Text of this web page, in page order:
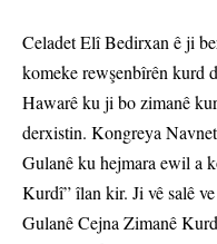
Celadet Elî Bedirxan ê ji
komeke rewşenbîrên kurd
Hawarê ku ji bo zimanê
derxistin. Kongreya
Gulanê ku hejmara ewil a
Kurdî” îlan kir. Ji vê salê
Gulanê Cejna Zimanê